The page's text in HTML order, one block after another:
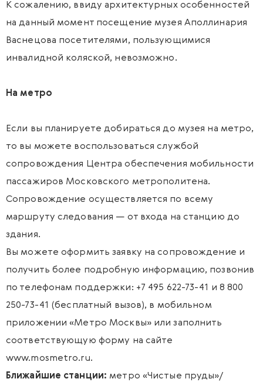
К сожалению, ввиду архитектурных особенностей
на данный момент посещение музея Аполлинария
Васнецова посетителями, пользующимися
инвалидной коляской, невозможно.
На метро
Если вы планируете добираться до музея на метро,
то вы можете воспользоваться службой
сопровождения Центра обеспечения мобильности
пассажиров Московского метрополитена.
Сопровождение осуществляется по всему
маршруту следования — от входа на станцию до
здания.
Вы можете оформить заявку на сопровождение и
получить более подробную информацию, позвонив
по телефонам поддержки: +7 495 622-73-41 и 8 800
250-73-41 (бесплатный вызов), в мобильном
приложении «Метро Москвы» или заполнить
соответствующую форму на сайте
www.mosmetro.ru.
Ближайшие станции: метро «Чистые пруды»/